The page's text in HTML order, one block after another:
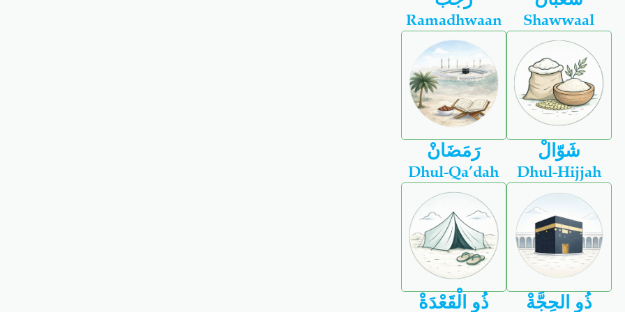
Ramadhwaan
رَمَضَانْ
Shawwaal
شَوّالْ
Dhul-Qa’dah
ذُو الْقَعْدَةْ
Dhul-Hijjah
ذُو الحِجَّةْ